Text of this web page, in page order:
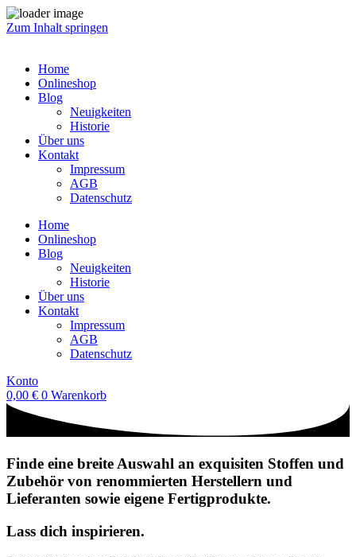
Zum Inhalt springen
Home
Onlineshop
Blog
Neuigkeiten
Historie
Über uns
Kontakt
Impressum
AGB
Datenschutz
Home
Onlineshop
Blog
Neuigkeiten
Historie
Über uns
Kontakt
Impressum
AGB
Datenschutz
Konto
0,00 € 0 Warenkorb
Finde eine breite Auswahl an exquisiten Stoffen und
Zubehör von renommierten Herstellern und
Lieferanten sowie eigene Fertigprodukte.
Lass dich inspirieren.